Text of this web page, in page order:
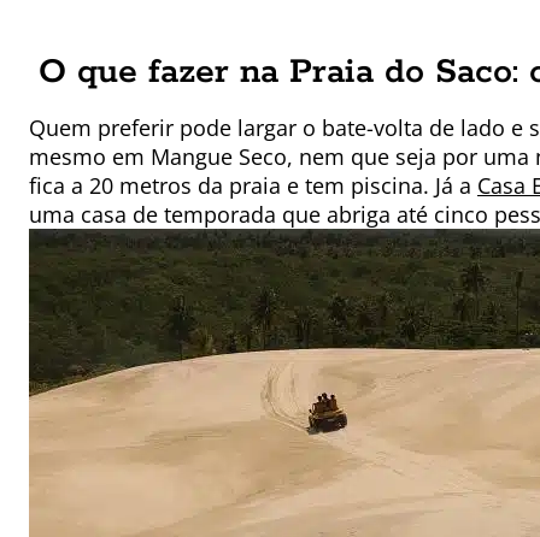
O que fazer na Praia do Saco:
Quem preferir pode largar o bate-volta de lado e
mesmo em Mangue Seco, nem que seja por
fica a 20 metros da praia e tem piscina. Já a Casa
uma casa de temporada que abriga até cinco